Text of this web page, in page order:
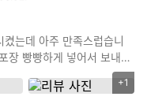
는데 아주 만족스럽습니
리
+1